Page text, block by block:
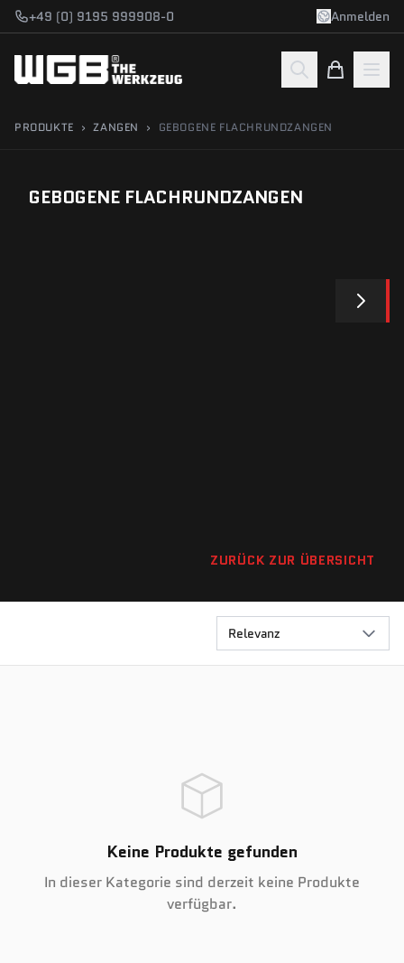
Zum Hauptinhalt springen
+49 (0) 9195 999908-0 Anmelden
PRODUKTE › ZANGEN › GEBOGENE FLACHRUNDZANGEN
GEBOGENE FLACHRUNDZANGEN
ZURÜCK ZUR ÜBERSICHT
Relevanz
Keine Produkte gefunden
In dieser Kategorie sind derzeit keine Produkte
verfügbar.